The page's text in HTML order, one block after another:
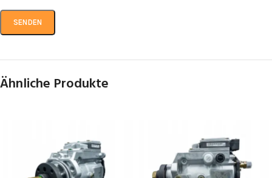
Ähnliche Produkte